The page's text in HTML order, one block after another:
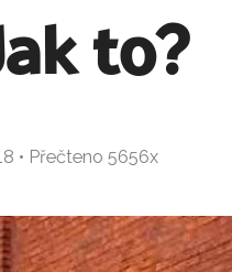
to?
• Přečteno 5656x